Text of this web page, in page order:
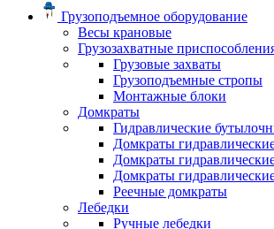
Грузоподъемное оборудование
Весы крановые
Грузозахватные
Грузовые захваты
Грузоподъемные стропы
Монтажные блоки
Домкраты
Гидравлические
Домкраты
Домкраты
Домкраты
Реечные домкраты
Лебедки
Ручные лебедки